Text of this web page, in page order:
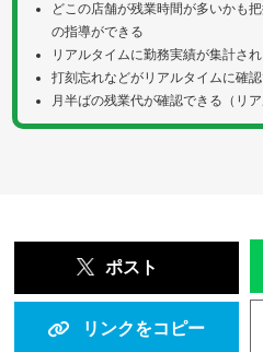
どこの店舗が残業時間が多いかも
の指導ができる
リアルタイムに勤務実績が集計さ
打刻忘れなどがリアルタイムに確
月半ばの残業代が確認できる（リア
ポスト
リンクをコピー